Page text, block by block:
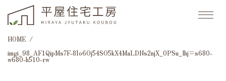
HOME
imgi_98_AF1QipMs7F-8Io6Oj54SO5kX4MaLDNs2njX_0PSu_lhj=s680-
w680-h510-rw